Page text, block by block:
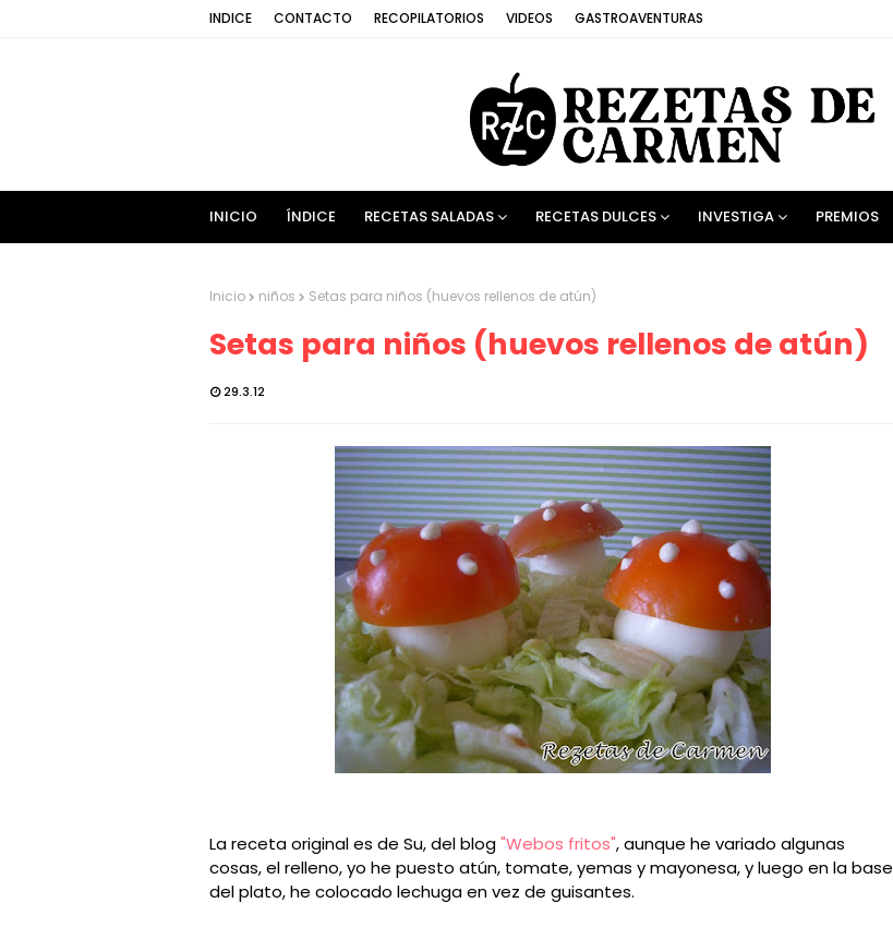
INDICE CONTACTO RECOPILATORIOS VIDEOS GASTROAVENTURAS
INICIO ÍNDICE RECETAS SALADAS RECETAS DULCES INVESTIGA PREMIOS
Inicio niños Setas para niños (huevos rellenos de atún)
Setas para niños (huevos rellenos de atún)
29.3.12
La receta original es de Su, del blog"Webos fritos", aunque he variado algunas
cosas, el relleno, yo he puesto atún, tomate, yemas y mayonesa, y luego en la base
del plato, he colocado lechuga en vez de guisantes.